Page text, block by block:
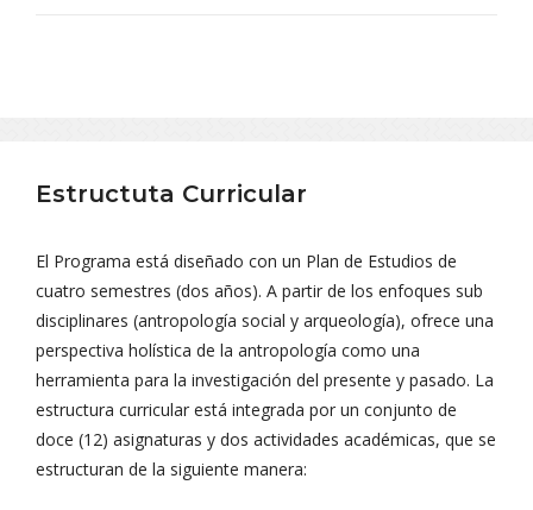
Estructuta Curricular
El Programa está diseñado con un Plan de Estudios de
cuatro semestres (dos años). A partir de los enfoques sub
disciplinares (antropología social y arqueología), ofrece una
perspectiva holística de la antropología como una
herramienta para la investigación del presente y pasado. La
estructura curricular está integrada por un conjunto de
doce (12) asignaturas y dos actividades académicas, que se
estructuran de la siguiente manera: